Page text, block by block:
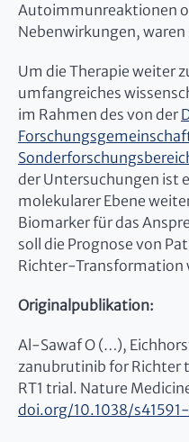
Autoimmunreaktionen
Nebenwirkungen, waren
Um die Therapie weiter
umfangreiches
im Rahmen des von der
der Untersuchungen ist
molekularer Ebene
Biomarker für das
soll die Prognose von
Richter-Transformation
Originalpublikation:
Al-Sawaf O (…),
zanubrutinib for Richter
RT1 trial. Nature
doi.org/10.1038/